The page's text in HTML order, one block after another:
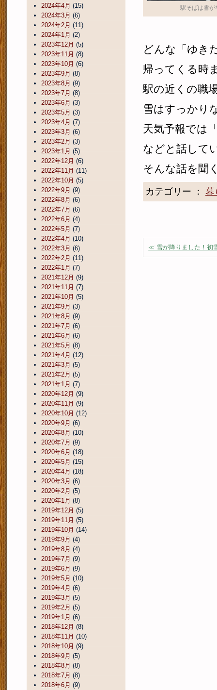
駅そばは雪が
どんな「ゆき
帰ってくる時
駅の近くの職
雪はすっかり
天気予報では
などと話して
そんな話を聞
カテゴリー ： 暮
≪ 雪が降りました！初
2024年4月 (15)
2024年3月 (6)
2024年2月 (11)
2024年1月 (2)
2023年12月 (5)
2023年11月 (8)
2023年10月 (6)
2023年9月 (8)
2023年8月 (9)
2023年7月 (8)
2023年6月 (3)
2023年5月 (3)
2023年4月 (7)
2023年3月 (6)
2023年2月 (3)
2023年1月 (5)
2022年12月 (6)
2022年11月 (11)
2022年10月 (5)
2022年9月 (9)
2022年8月 (6)
2022年7月 (6)
2022年6月 (4)
2022年5月 (7)
2022年4月 (10)
2022年3月 (6)
2022年2月 (11)
2022年1月 (7)
2021年12月 (9)
2021年11月 (7)
2021年10月 (5)
2021年9月 (3)
2021年8月 (9)
2021年7月 (6)
2021年6月 (6)
2021年5月 (8)
2021年4月 (12)
2021年3月 (5)
2021年2月 (5)
2021年1月 (7)
2020年12月 (9)
2020年11月 (9)
2020年10月 (12)
2020年9月 (6)
2020年8月 (10)
2020年7月 (9)
2020年6月 (18)
2020年5月 (15)
2020年4月 (18)
2020年3月 (6)
2020年2月 (5)
2020年1月 (8)
2019年12月 (5)
2019年11月 (5)
2019年10月 (14)
2019年9月 (4)
2019年8月 (4)
2019年7月 (9)
2019年6月 (9)
2019年5月 (10)
2019年4月 (6)
2019年3月 (5)
2019年2月 (5)
2019年1月 (6)
2018年12月 (8)
2018年11月 (10)
2018年10月 (9)
2018年9月 (5)
2018年8月 (8)
2018年7月 (8)
2018年6月 (9)